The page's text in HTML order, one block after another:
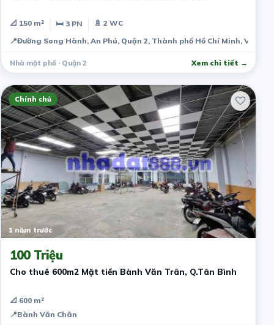
📐 150 m² 🛏 3 PN
🚿 2 WC
📍Đường Song Hành, An Phú, Quận 2, Thành phố Hồ Chí Minh, Việt
Nhà mặt phố · Quận 2 Xem chi tiết →
Chính chủ
1 năm trước
100 Triệu
Cho thuê 600m2 Mặt tiền Bành Văn Trân, Q.Tân Bình
📐 600 m²
📍Bành Văn Chân